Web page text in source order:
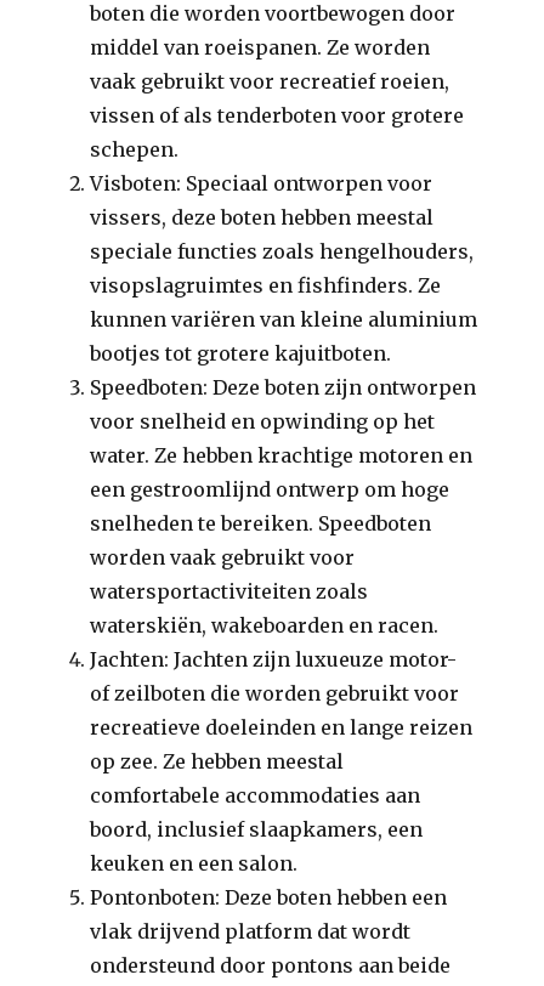
boten die worden voortbewogen door
middel van roeispanen. Ze worden
vaak gebruikt voor recreatief roeien,
vissen of als tenderboten voor grotere
schepen.
Visboten: Speciaal ontworpen voor
vissers, deze boten hebben meestal
speciale functies zoals hengelhouders,
visopslagruimtes en fishfinders. Ze
kunnen variëren van kleine aluminium
bootjes tot grotere kajuitboten.
Speedboten: Deze boten zijn ontworpen
voor snelheid en opwinding op het
water. Ze hebben krachtige motoren en
een gestroomlijnd ontwerp om hoge
snelheden te bereiken. Speedboten
worden vaak gebruikt voor
watersportactiviteiten zoals
waterskiën, wakeboarden en racen.
Jachten: Jachten zijn luxueuze motor-
of zeilboten die worden gebruikt voor
recreatieve doeleinden en lange reizen
op zee. Ze hebben meestal
comfortabele accommodaties aan
boord, inclusief slaapkamers, een
keuken en een salon.
Pontonboten: Deze boten hebben een
vlak drijvend platform dat wordt
ondersteund door pontons aan beide